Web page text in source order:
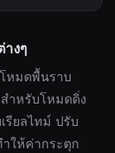
างๆ
หมดพื้นราบ
ำหรับโหมดดิ่ง
รียลไทม์ ปรับ
ให้ค่ากระตุก